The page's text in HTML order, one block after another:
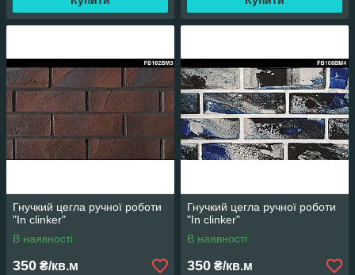
Гнучкий цегла ручної роботи
"In clinker"
В наявності
350 ₴/кв.м
Гнучкий цегла ручної роботи
"In clinker"
В наявності
350 ₴/кв.м